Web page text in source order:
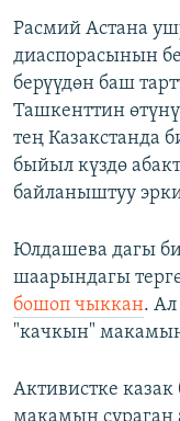
Расмий Астана
диаспорасынын
берүүдөн баш
Ташкенттин
тең Казакстанда
быйыл күздө
байланыштуу
Юлдашева дагы
шаарындагы
бошоп чыккан.
"качкын"
Активистке